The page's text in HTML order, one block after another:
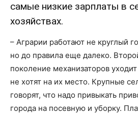
самые низкие зарплаты в
хозяйствах.
– Аграрии работают не круглый
но до правила еще далеко.
поколение механизаторов
не хотят на их место. Крупные
говорят, что надо привыкать
города на посевную и уборку.